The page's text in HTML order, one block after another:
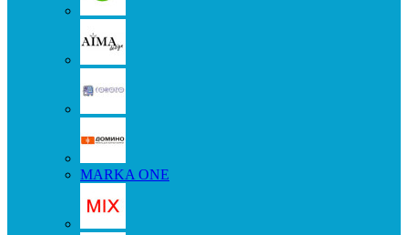
MARKA ONE